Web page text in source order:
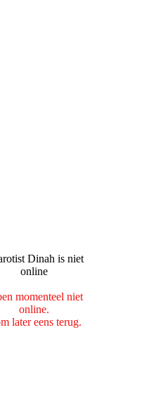
momenteel niet
online.
later eens terug.